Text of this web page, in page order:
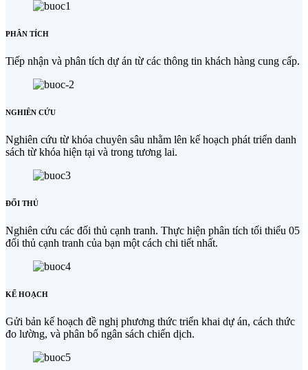
PHÂN TÍCH
Tiếp nhận và phân tích dự án từ các thông tin khách hàng cung cấp.
NGHIÊN CỨU
Nghiên cứu từ khóa chuyên sâu nhằm lên kế hoạch phát triển danh
sách từ khóa hiện tại và trong tương lai.
ĐỐI THỦ
Nghiên cứu các đối thủ cạnh tranh. Thực hiện phân tích tối thiểu 05
đối thủ cạnh tranh của bạn một cách chi tiết nhất.
KẾ HOẠCH
Gửi bản kế hoạch đề nghị phương thức triển khai dự án, cách thức
đo lường, và phân bổ ngân sách chiến dịch.